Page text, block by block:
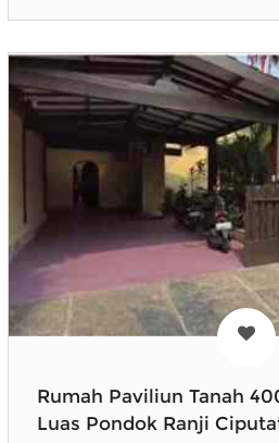
Rumah Paviliun Tanah
Luas Pondok Ranji